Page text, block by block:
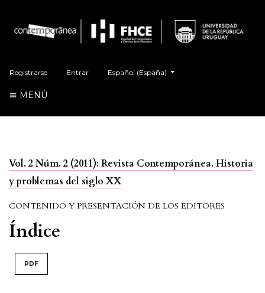
Registrarse Entrar Español (España)
MENÚ
Vol. 2 Núm. 2 (2011): Revista Contemporánea. Historia
y problemas del siglo XX
CONTENIDO Y PRESENTACIÓN DE LOS EDITORES
Índice
PDF